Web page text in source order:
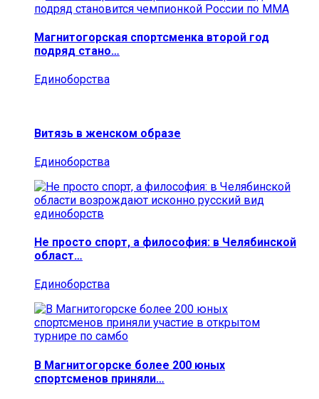
Магнитогорская спортсменка второй год
подряд стано…
Единоборства
Витязь в женском образе
Единоборства
Не просто спорт, а философия: в Челябинской
област…
Единоборства
В Магнитогорске более 200 юных
спортсменов приняли…